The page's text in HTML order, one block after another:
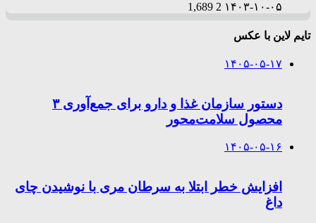
۱۴۰۳-۱۰-۰۵ 2
1,689
تایم لاین با عکس
۱۴۰۵-۰۵-۱۷
دستور سازمان غذا و دارو برای جمع‌آوری ۳
محصول سلامت‌محور
۱۴۰۵-۰۵-۱۶
افزایش خطر ابتلا به سرطان مری با نوشیدن چای
داغ